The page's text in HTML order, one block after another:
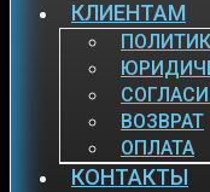
КЛИЕНТАМ
ВОЗВРАТ
ОПЛАТА
КОНТАКТЫ